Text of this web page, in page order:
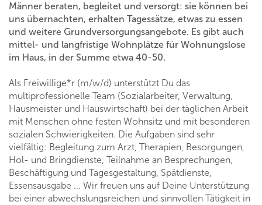
Männer beraten, begleitet und versorgt: sie können bei
uns übernachten, erhalten Tagessätze, etwas zu essen
und weitere Grundversorgungsangebote. Es gibt auch
mittel- und langfristige Wohnplätze für Wohnungslose
im Haus, in der Summe etwa 40-50.
Als Freiwillige*r (m/w/d) unterstützt Du das
multiprofessionelle Team (Sozialarbeiter, Verwaltung,
Hausmeister und Hauswirtschaft) bei der täglichen Arbeit
mit Menschen ohne festen Wohnsitz und mit besonderen
sozialen Schwierigkeiten. Die Aufgaben sind sehr
vielfältig: Begleitung zum Arzt, Therapien, Besorgungen,
Hol- und Bringdienste, Teilnahme an Besprechungen,
Beschäftigung und Tagesgestaltung, Spätdienste,
Essensausgabe ... Wir freuen uns auf Deine Unterstützung
bei einer abwechslungsreichen und sinnvollen Tätigkeit in